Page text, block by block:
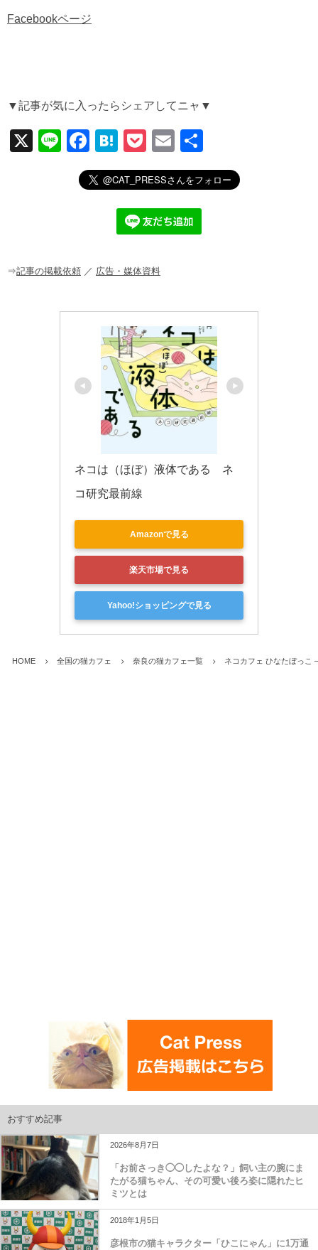
Facebookページ
▼記事が気に入ったらシェアしてニャ▼
X
Li
F
a
c
o
H
at
e
n
a
P
o
ck
et
E
m
ail
有
⇒記事の掲載依頼 ／ 広告・媒体資料
ネコは（ほぼ）液体である　ネ
コ研究最前線
Amazonで見る
楽天市場で見る
Yahoo!ショッピングで見る
HOME 全国の猫カフェ 奈良の猫カフェ一覧 ネコカフェ ひなたぼっこ
おすすめ記事
2026年8月7日
「お前さっき◯◯したよな？」飼い主の腕にま
たがる猫ちゃん、その可愛い後ろ姿に隠れたヒ
ミツとは
2018年1月5日
彦根市の猫キャラクター「ひこにゃん」に1万通